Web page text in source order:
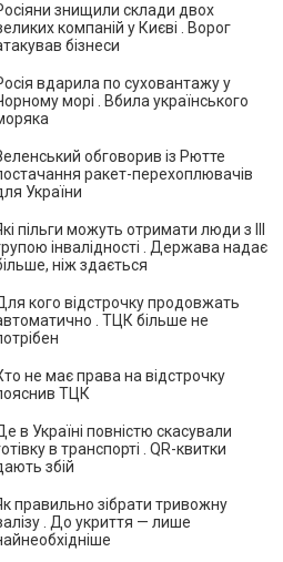
знищили склади двох
компаній у Києві . Ворог
бізнеси
вдарила по суховантажу у
морі . Вбила українського
обговорив із Рютте
ракет-перехоплювачів
України
пільги можуть отримати люди з III
інвалідності . Держава надає
ніж здається
кого відстрочку продовжать
. ТЦК більше не
не має права на відстрочку
ТЦК
в Україні повністю скасували
в транспорті . QR-квитки
збій
правильно зібрати тривожну
. До укриття — лише